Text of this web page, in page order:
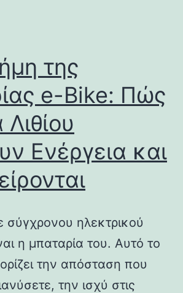
της
e-Bike: Πώς
Ενέργεια και
σύγχρονου ηλεκτρικού
η μπαταρία του. Αυτό το
την απόσταση που
την ισχύ στις